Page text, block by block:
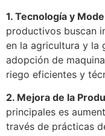
1. Tecnología y
productivos buscan
en la agricultura y la
adopción de
riego eficientes y
2. Mejora de la
principales es
través de prácticas